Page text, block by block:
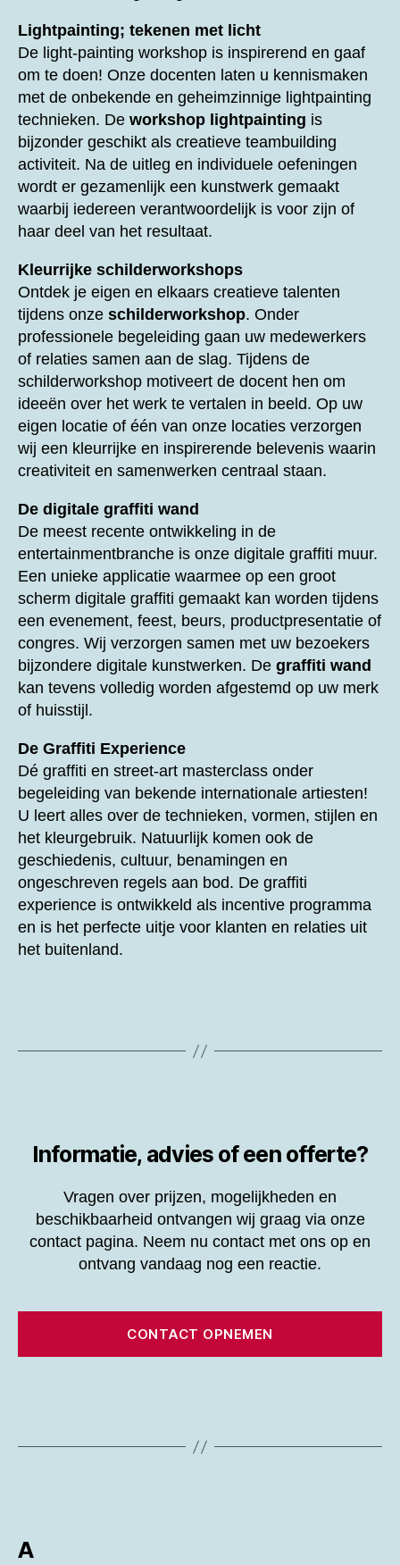
Lightpainting; tekenen met licht
De light-painting workshop is inspirerend en gaaf
om te doen! Onze docenten laten u kennismaken
met de onbekende en geheimzinnige lightpainting
technieken. De workshop lightpainting is
bijzonder geschikt als creatieve teambuilding
activiteit. Na de uitleg en individuele oefeningen
wordt er gezamenlijk een kunstwerk gemaakt
waarbij iedereen verantwoordelijk is voor zijn of
haar deel van het resultaat.
Kleurrijke schilderworkshops
Ontdek je eigen en elkaars creatieve talenten
tijdens onze schilderworkshop. Onder
professionele begeleiding gaan uw medewerkers
of relaties samen aan de slag. Tijdens de
schilderworkshop motiveert de docent hen om
ideeën over het werk te vertalen in beeld. Op uw
eigen locatie of één van onze locaties verzorgen
wij een kleurrijke en inspirerende belevenis waarin
creativiteit en samenwerken centraal staan.
De digitale graffiti wand
De meest recente ontwikkeling in de
entertainmentbranche is onze digitale graffiti muur.
Een unieke applicatie waarmee op een groot
scherm digitale graffiti gemaakt kan worden tijdens
een evenement, feest, beurs, productpresentatie of
congres. Wij verzorgen samen met uw bezoekers
bijzondere digitale kunstwerken. De graffiti wand
kan tevens volledig worden afgestemd op uw merk
of huisstijl.
De Graffiti Experience
Dé graffiti en street-art masterclass onder
begeleiding van bekende internationale artiesten!
U leert alles over de technieken, vormen, stijlen en
het kleurgebruik. Natuurlijk komen ook de
geschiedenis, cultuur, benamingen en
ongeschreven regels aan bod. De graffiti
experience is ontwikkeld als incentive programma
en is het perfecte uitje voor klanten en relaties uit
het buitenland.
Informatie, advies of een offerte?
Vragen over prijzen, mogelijkheden en
beschikbaarheid ontvangen wij graag via onze
contact pagina. Neem nu contact met ons op en
ontvang vandaag nog een reactie.
CONTACT OPNEMEN
A